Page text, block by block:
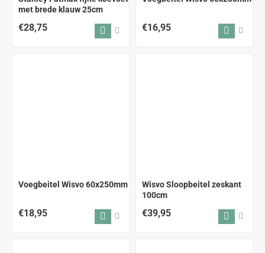
met brede klauw 25cm
€28,75 €16,95
Voegbeitel Wisvo 60x250mm
€18,95
Wisvo Sloopbeitel zeskant
100cm
€39,95